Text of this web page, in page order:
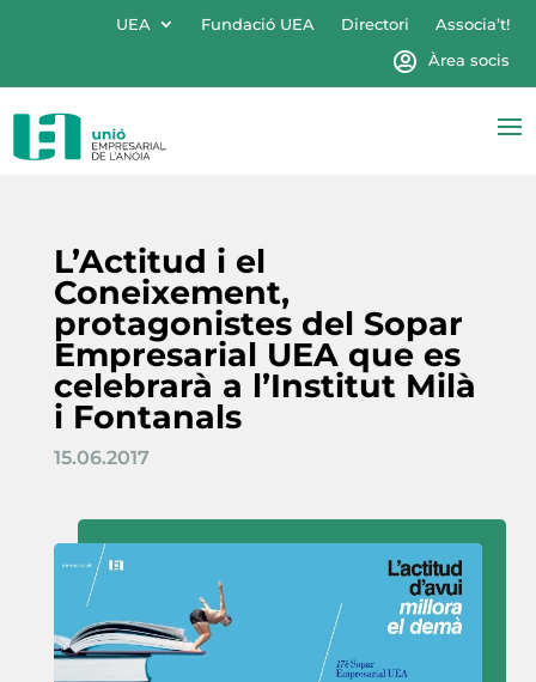
UEA Fundació UEA Directori
Associa’t!
Àrea socis
L’Actitud i el
Coneixement,
protagonistes del Sopar
Empresarial UEA que es
celebrarà a l’Institut Milà
i Fontanals
15.06.2017